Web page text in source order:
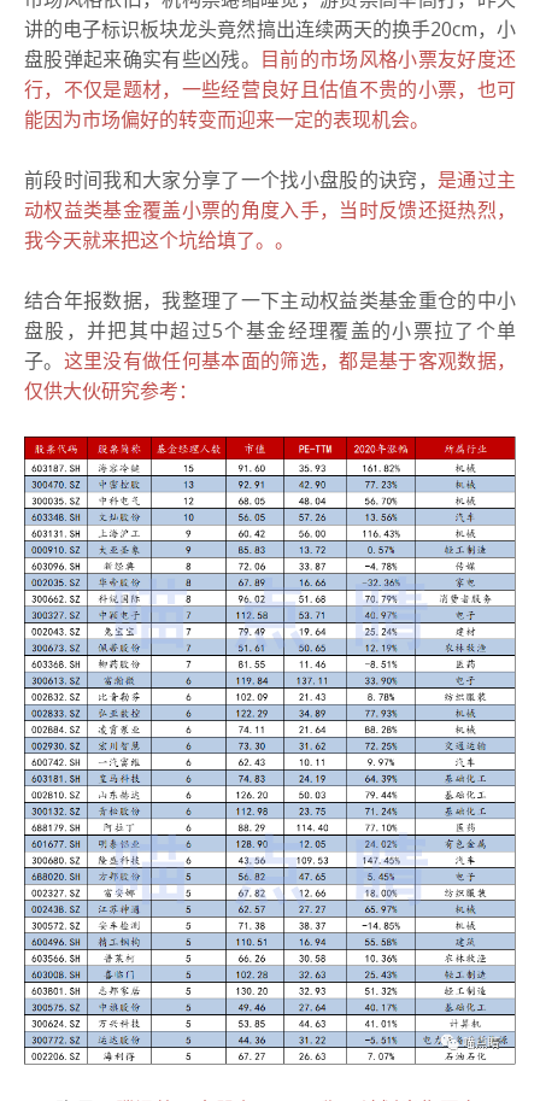
讲的电子标识板块龙头竟然搞出连续两天的换手20cm，小
盘股弹起来确实有些凶残。 目前的市场风格小票友好度还
行，不仅是题材，一些经营良好且估值不贵的小票，也可
能因为市场偏好的转变而迎来一定的表现机会。
前段时间我和大家分享了一个找小盘股的诀窍， 是通过主
动权益类基金覆盖小票的角度入手，当时反馈还挺热烈，
我今天就来把这个坑给填了。。
结合年报数据，我整理了一下主动权益类基金重仓的中小
盘股，并把其中超过5个基金经理覆盖的小票拉了个单
子。 这里没有做任何基本面的筛选，都是基于客观数据，
仅供大伙研究参考：